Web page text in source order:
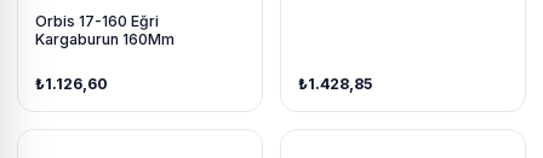
Orbis 17-160 Eğri
Kargaburun 160Mm
₺1.126,60 ₺1.428,85